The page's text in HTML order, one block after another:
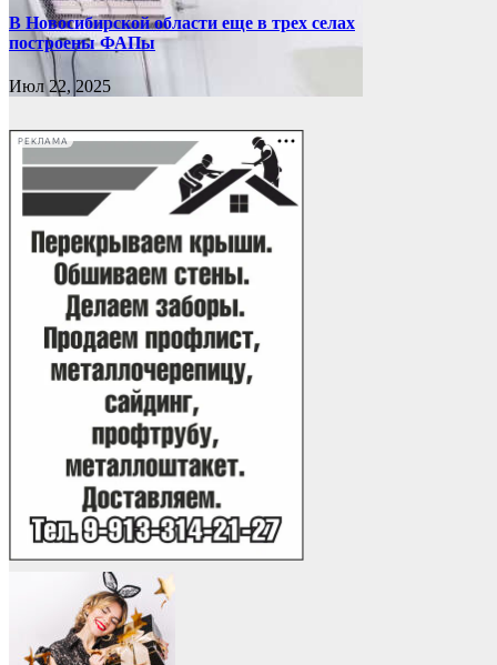
В Новосибирской области еще в трех селах
построены ФАПы
Июл 22, 2025
РЕКЛАМА